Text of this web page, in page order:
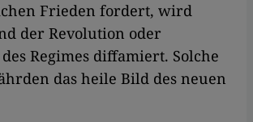
Frieden fordert, wird
der Revolution oder
Regimes diffamiert. Solche
das heile Bild des neuen